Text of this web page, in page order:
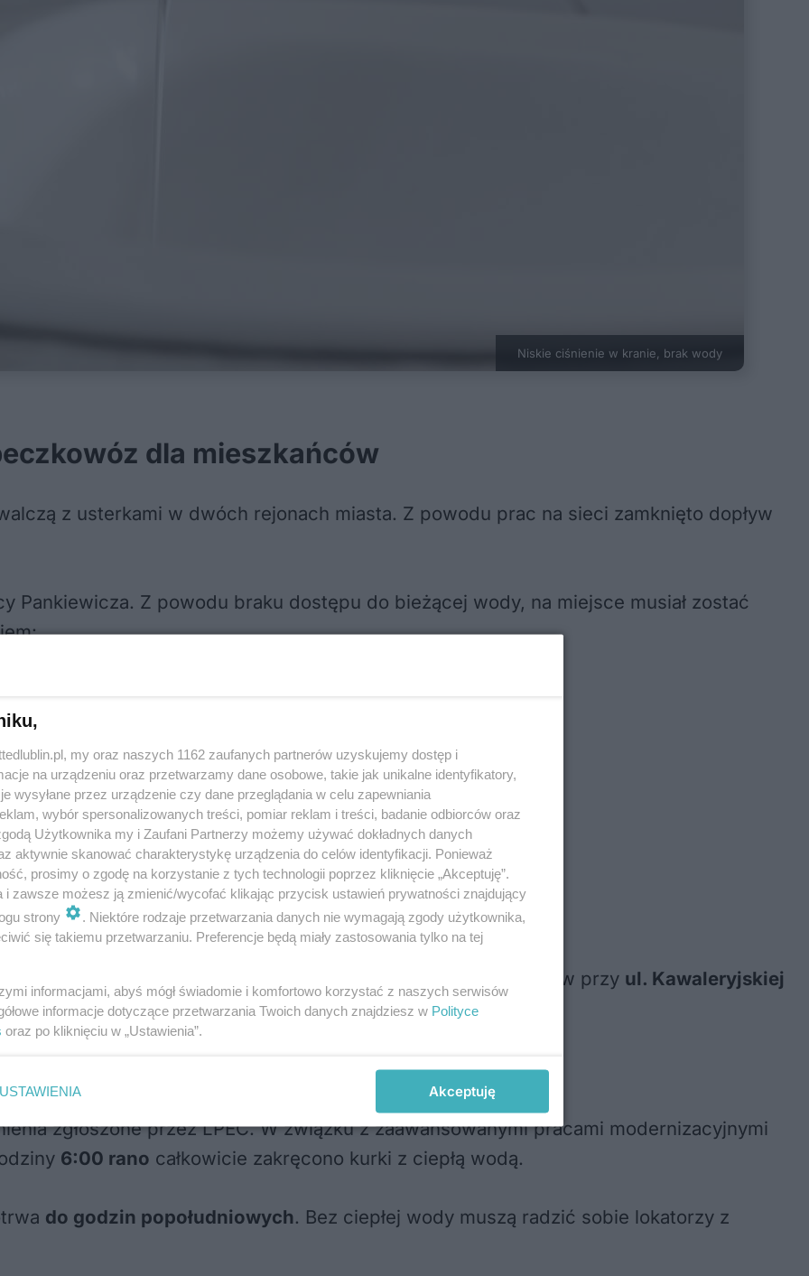
Niskie ciśnienie w kranie, brak wody
dla mieszkańców
z usterkami w dwóch rejonach miasta. Z powodu prac na sieci zamknięto dopływ
Pankiewicza. Z powodu braku dostępu do bieżącej wody, na miejsce musiał zostać
27 oraz Mackiewicza 1, 3, 5 podstawiony
dla mieszkańców. Przewidywany czas naprawy
14:00 – czytamy w komunikacie.
) z brakiem wody muszą radzić sobie mieszkańcy budynków przy ul. Kawaleryjskiej
wody na Tatarach
zgłoszone przez LPEC. W związku z zaawansowanymi pracami modernizacyjnymi
6:00 rano całkowicie zakręcono kurki z ciepłą wodą.
do godzin popołudniowych. Bez ciepłej wody muszą radzić sobie lokatorzy z
my oraz naszych 1162 zaufanych partnerów uzyskujemy dostęp i
na urządzeniu oraz przetwarzamy dane osobowe, takie jak unikalne identyfikatory,
wysyłane przez urządzenie czy dane przeglądania w celu zapewniania
wybór spersonalizowanych treści, pomiar reklam i treści, badanie odbiorców oraz
Użytkownika my i Zaufani Partnerzy możemy używać dokładnych danych
aktywnie skanować charakterystykę urządzenia do celów identyfikacji. Ponieważ
prosimy o zgodę na korzystanie z tych technologii poprzez kliknięcie „Akceptuję”.
i zawsze możesz ją zmienić/wycofać klikając przycisk ustawień prywatności znajdujący
strony
. Niektóre rodzaje przetwarzania danych nie wymagają zgody użytkownika,
się takiemu przetwarzaniu. Preferencje będą miały zastosowania tylko na tej
informacjami, abyś mógł świadomie i komfortowo korzystać z naszych serwisów
informacje dotyczące przetwarzania Twoich danych znajdziesz w Polityce
oraz po kliknięciu w „Ustawienia”.
USTAWIENIA Akceptuję